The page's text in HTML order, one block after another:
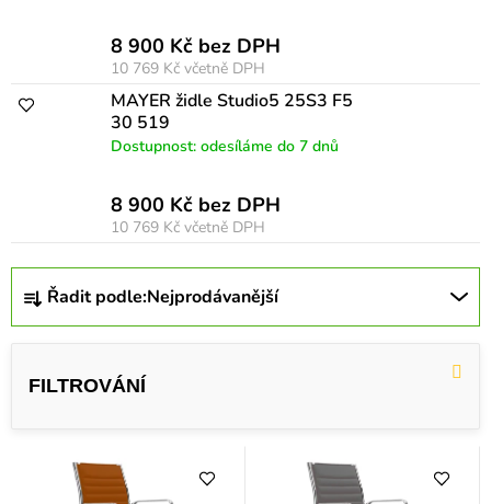
10 769 Kč včetně DPH
8 900 Kč bez DPH
MAYER židle Studio5 25S3 F5
30 519
Dostupnost: odesíláme do 7 dnů
10 769 Kč včetně DPH
8 900 Kč bez DPH
Ř
a
z
Řadit podle:Nejprodávanější